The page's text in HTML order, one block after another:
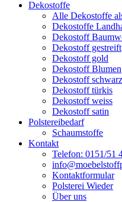
Dekostoffe
Alle Dekostoffe
Dekostoffe
Dekostoff
Dekostoff gestreift
Dekostoff gold
Dekostoff Blumen
Dekostoff schwarz
Dekostoff türkis
Dekostoff weiss
Dekostoff satin
Polstereibedarf
Schaumstoffe
Kontakt
Telefon: 0151/51
Kontaktformular
Polsterei Wieder
Über uns